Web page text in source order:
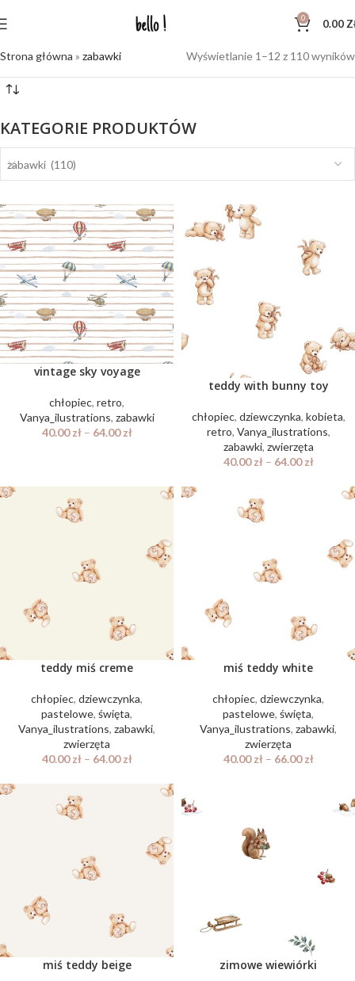
0 0.00
Strona główna » zabawki Wyświetlanie 1–12 z 110 wyników
KATEGORIE PRODUKTÓW
zabawki (110)
vintage sky voyage
chłopiec, retro,
Vanya_ilustrations, zabawki
40.00zł– 64.00zł
teddy with bunny toy
chłopiec, dziewczynka, kobieta,
retro, Vanya_ilustrations,
zabawki, zwierzęta
40.00zł– 64.00zł
teddy miś creme
chłopiec, dziewczynka,
pastelowe, święta,
Vanya_ilustrations, zabawki,
zwierzęta
40.00zł– 64.00zł
miś teddy white
chłopiec, dziewczynka,
pastelowe, święta,
Vanya_ilustrations, zabawki,
zwierzęta
40.00zł– 66.00zł
miś teddy beige zimowe wiewiórki